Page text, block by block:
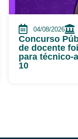
04/08/2026
Concurso
de docente
para técnico-
10